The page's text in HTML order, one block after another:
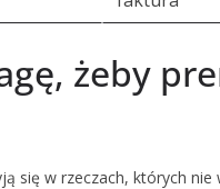
żeby
się w rzeczach, których nie